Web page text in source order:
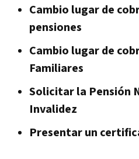
Cambio lugar de
pensiones
Cambio lugar de
Familiares
Solicitar la Pensión
Invalidez
Presentar un